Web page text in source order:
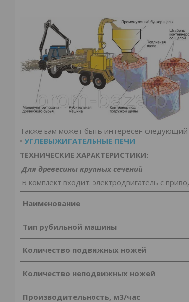
Также вам может быть интересен следующий
• УГЛЕВЫЖИГАТЕЛЬНЫЕ ПЕЧИ
ТЕХНИЧЕСКИЕ ХАРАКТЕРИСТИКИ:
Для древесины крупных сечений
В комплект входит: электродвигатель с
Наименование
Тип рубильной машины
Количество подвижных ножей
Количество неподвижных ножей
Производительность, м3/час